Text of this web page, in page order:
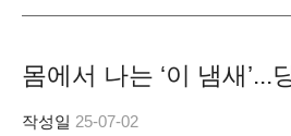
몸에서 나는 ‘이 냄새’...
작성일 25-07-02